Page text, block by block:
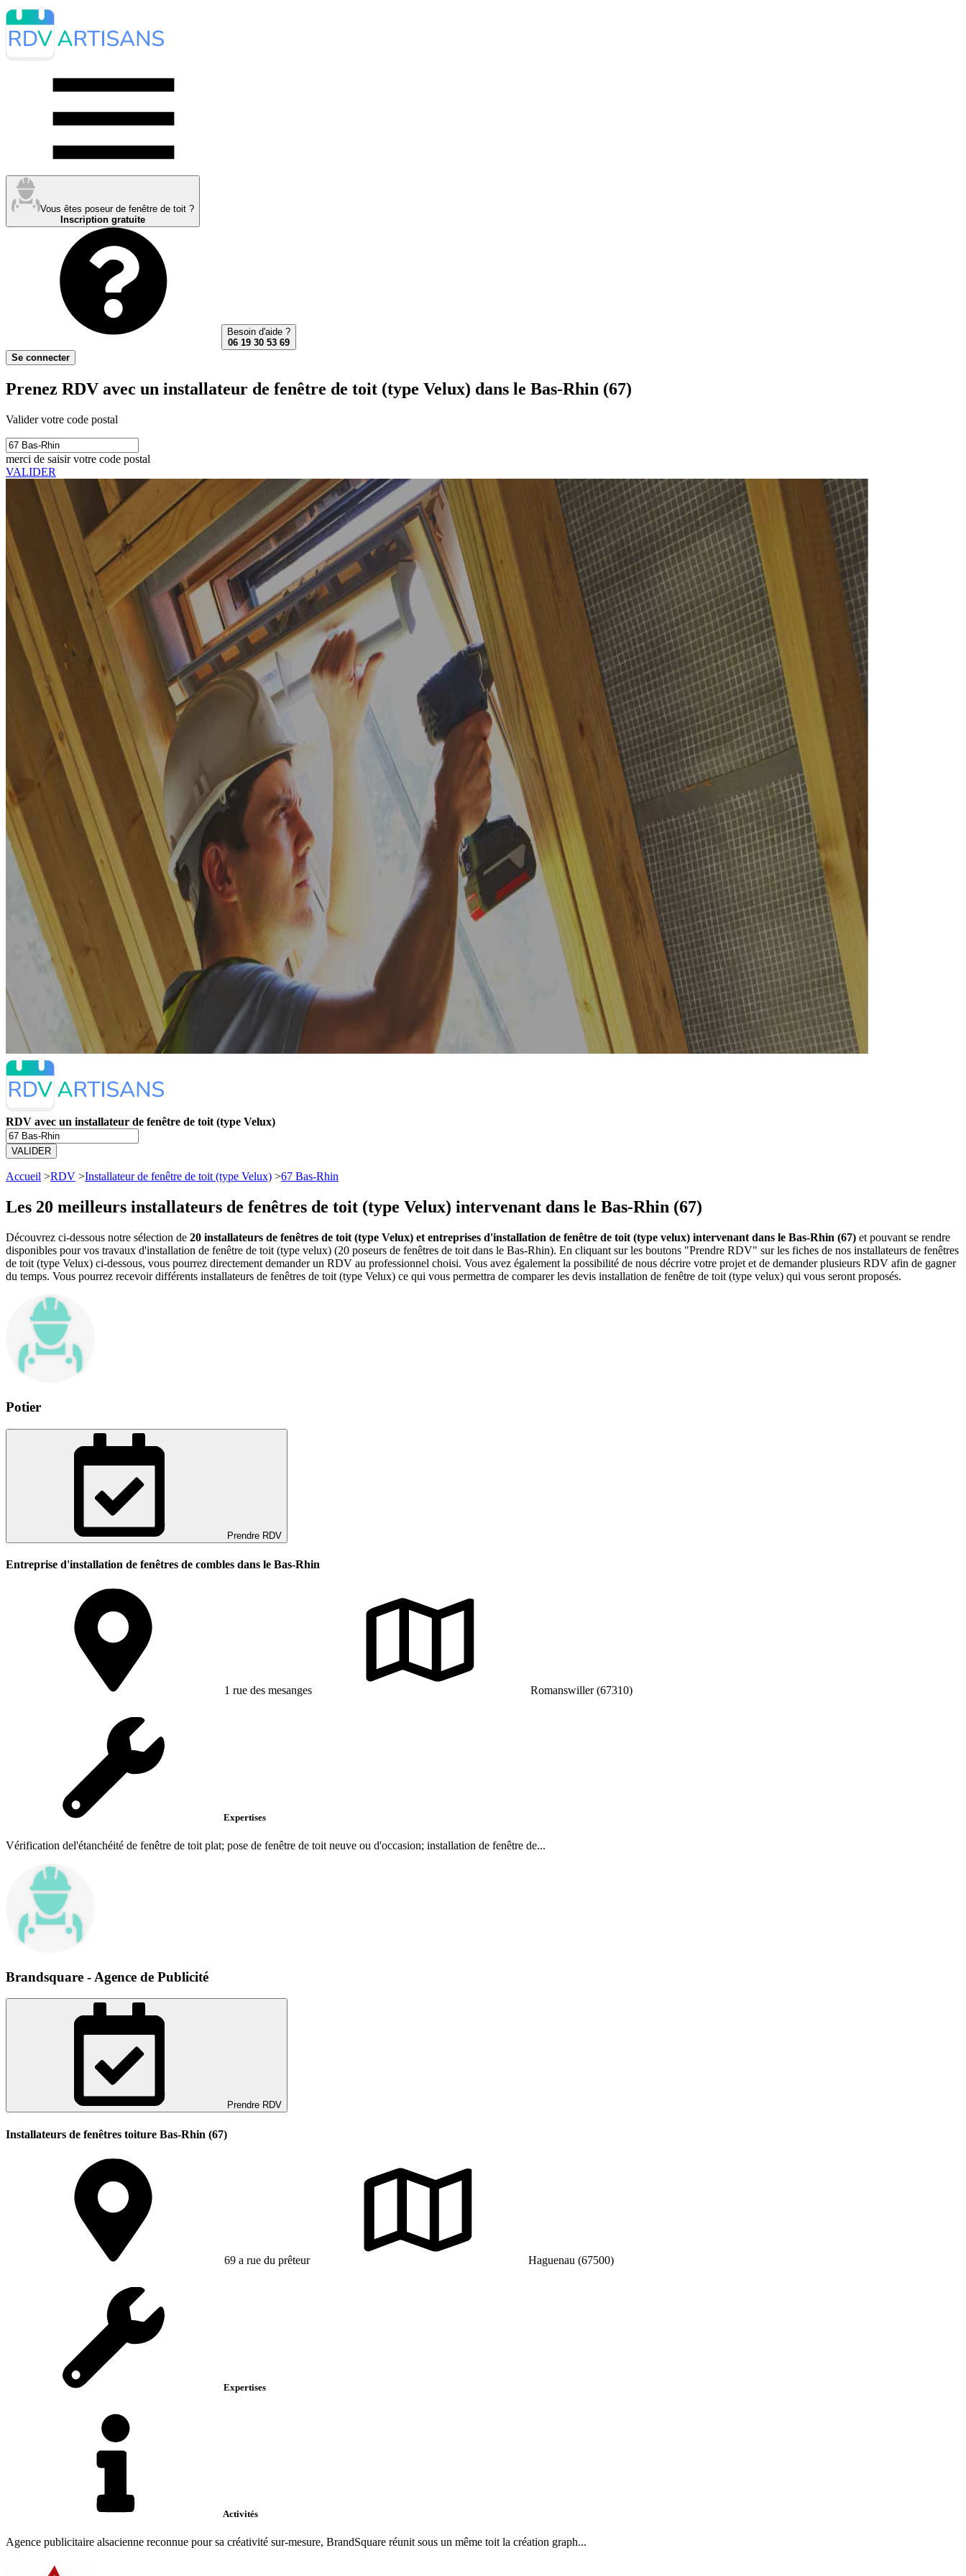
Vous êtes poseur de fenêtre de toit ?
Inscription gratuite
Besoin d'aide ?
06 19 30 53 69
Se connecter
Prenez RDV avec un installateur de fenêtre de toit (type Velux) dans le Bas-Rhin (67)
Valider votre code postal
merci de saisir votre code postal
VALIDER
RDV avec un installateur de fenêtre de toit (type Velux)
VALIDER
Accueil >RDV >Installateur de fenêtre de toit (type Velux) >67 Bas-Rhin
Les 20 meilleurs installateurs de fenêtres de toit (type Velux) intervenant dans le Bas-Rhin (67)
Découvrez ci-dessous notre sélection de 20 installateurs de fenêtres de toit (type Velux) et entreprises d'installation de fenêtre de toit (type velux) intervenant dans le Bas-Rhin (67) et pouvant se rendre
disponibles pour vos travaux d'installation de fenêtre de toit (type velux) (20 poseurs de fenêtres de toit dans le Bas-Rhin). En cliquant sur les boutons "Prendre RDV" sur les fiches de nos installateurs de fenêtres
de toit (type Velux) ci-dessous, vous pourrez directement demander un RDV au professionnel choisi. Vous avez également la possibilité de nous décrire votre projet et de demander plusieurs RDV afin de gagner
du temps. Vous pourrez recevoir différents installateurs de fenêtres de toit (type Velux) ce qui vous permettra de comparer les devis installation de fenêtre de toit (type velux) qui vous seront proposés.
Potier
Prendre RDV
Entreprise d'installation de fenêtres de combles dans le Bas-Rhin
1 rue des mesanges Romanswiller (67310)
Expertises
Vérification del'étanchéité de fenêtre de toit plat; pose de fenêtre de toit neuve ou d'occasion; installation de fenêtre de...
Brandsquare - Agence de Publicité
Prendre RDV
Installateurs de fenêtres toiture Bas-Rhin (67)
69 a rue du prêteur Haguenau (67500)
Expertises
Activités
Agence publicitaire alsacienne reconnue pour sa créativité sur-mesure, BrandSquare réunit sous un même toit la création graph...